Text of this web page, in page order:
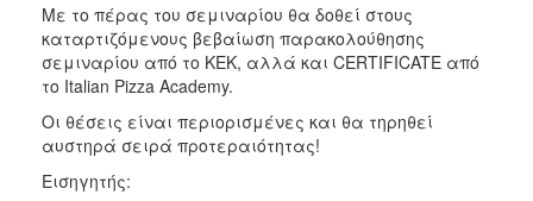
Με το πέρας του σεμιναρίου θα δοθεί στους
καταρτιζόμενους βεβαίωση παρακολούθησης
σεμιναρίου από το ΚΕΚ, αλλά και CERTIFICATE από
το Italian Pizza Academy.
Οι θέσεις είναι περιορισμένες και θα τηρηθεί
αυστηρά σειρά προτεραιότητας!
Εισηγητής: